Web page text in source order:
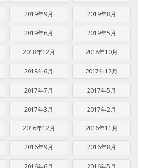
2019年9月 2019年8月
2019年6月 2019年5月
2018年12月 2018年10月
2018年6月 2017年12月
2017年7月 2017年5月
2017年3月 2017年2月
2016年12月 2016年11月
2016年9月 2016年8月
2016年6月 2016年5月